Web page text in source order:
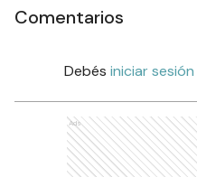
Comentarios
Debés iniciar sesión
Ads